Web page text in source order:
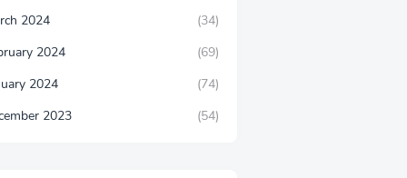
2024
(34)
2024
(69)
2024
(74)
2023
(54)